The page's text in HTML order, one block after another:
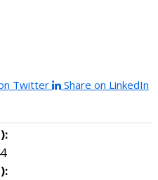
Twitter
Share on LinkedIn